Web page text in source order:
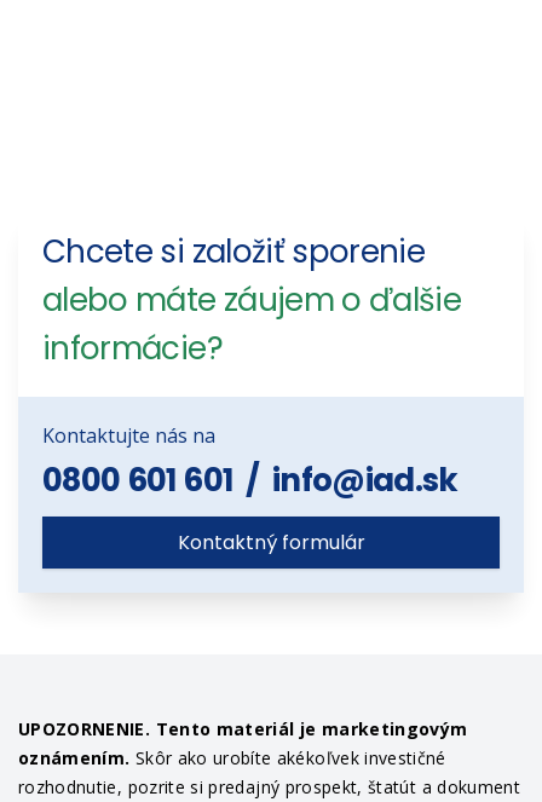
Chcete si založiť sporenie
alebo máte záujem o ďalšie
informácie?
Kontaktujte nás na
0800 601 601 / info@iad.sk
Kontaktný formulár
UPOZORNENIE. Tento materiál je marketingovým
oznámením. Skôr ako urobíte akékoľvek investičné
rozhodnutie, pozrite si predajný prospekt, štatút a dokument